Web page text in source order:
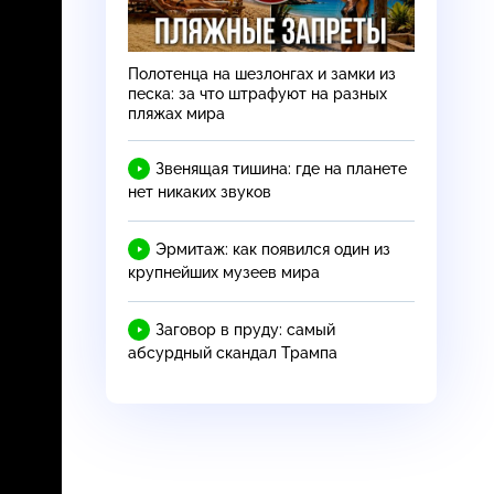
Полотенца на шезлонгах и замки из
песка: за что штрафуют на разных
пляжах мира
Звенящая тишина: где на планете
нет никаких звуков
Эрмитаж: как появился один из
крупнейших музеев мира
Заговор в пруду: самый
абсурдный скандал Трампа